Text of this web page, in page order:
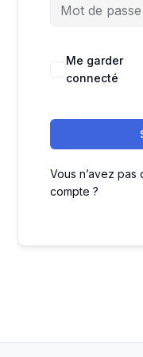
Me garder
connecté
Vous n’avez pas
compte ?